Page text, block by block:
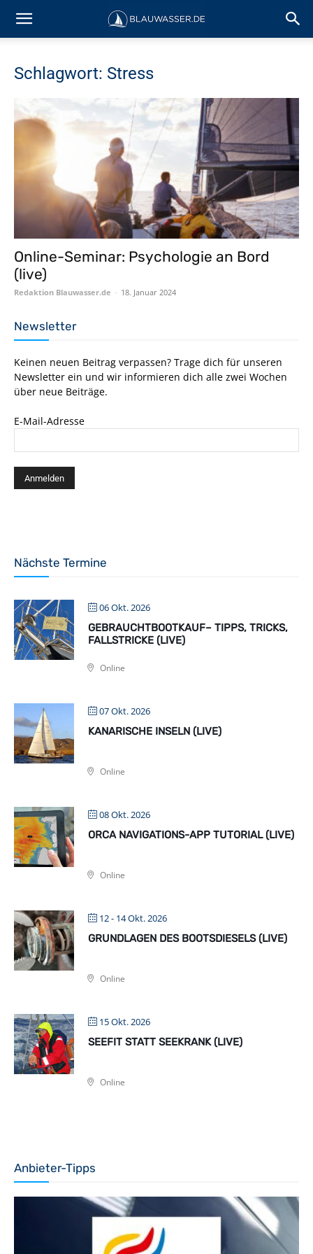
Schlagwort: Stress
Online-Seminar: Psychologie an Bord
(live)
Redaktion Blauwasser.de - 18. Januar 2024
Newsletter
Keinen neuen Beitrag verpassen? Trage dich für unseren
Newsletter ein und wir informieren dich alle zwei Wochen
über neue Beiträge.
E-Mail-Adresse
Nächste Termine
06 Okt. 2026
GEBRAUCHTBOOTKAUF– TIPPS, TRICKS,
FALLSTRICKE (LIVE)
Online
07 Okt. 2026
KANARISCHE INSELN (LIVE)
Online
08 Okt. 2026
ORCA NAVIGATIONS-APP TUTORIAL (LIVE)
Online
12 - 14 Okt. 2026
GRUNDLAGEN DES BOOTSDIESELS (LIVE)
Online
15 Okt. 2026
SEEFIT STATT SEEKRANK (LIVE)
Online
Anbieter-Tipps